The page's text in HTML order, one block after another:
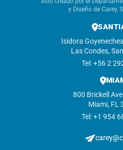
y Diseño de Carey,
Isidora
Las Condes,
Tel: +56 2
800 Brickell
Miami, FL
Tel: +1 954